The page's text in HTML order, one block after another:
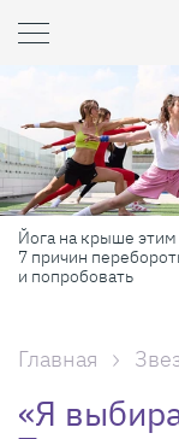
Йога на крыше
7 причин
и попробовать
Главная
«Я